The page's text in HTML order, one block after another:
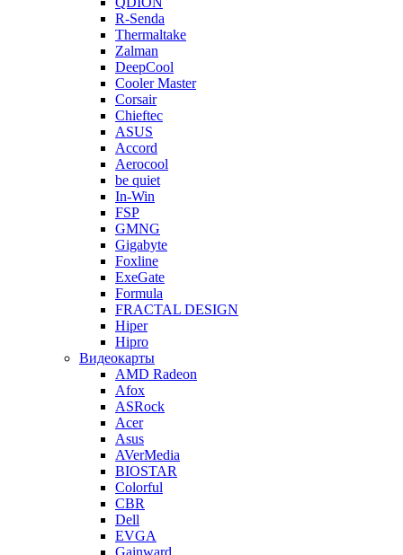
R-Senda
Thermaltake
Zalman
DeepCool
Cooler Master
Corsair
Chieftec
ASUS
Accord
Aerocool
be quiet
In-Win
FSP
GMNG
Gigabyte
Foxline
ExeGate
Formula
FRACTAL DESIGN
Hiper
Hipro
Видеокарты
AMD Radeon
Afox
ASRock
Acer
Asus
AVerMedia
BIOSTAR
Colorful
CBR
Dell
EVGA